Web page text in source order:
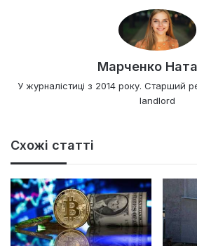
Марченко
У журналістиці з 2014 року. Старший
landlord
Схожі статті